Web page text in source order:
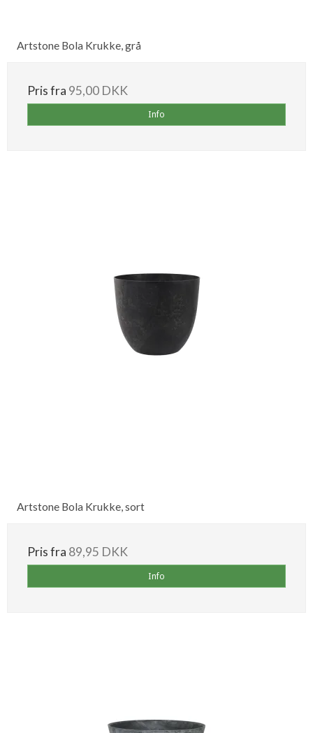
Artstone Bola Krukke, grå
Pris fra 95,00 DKK
Info
Artstone Bola Krukke, sort
Pris fra 89,95 DKK
Info